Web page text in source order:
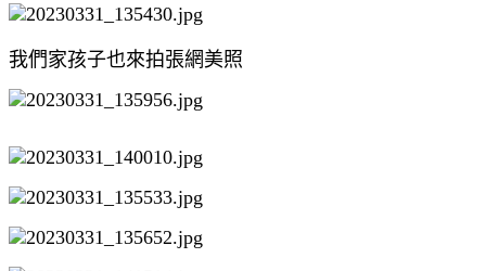
我們家孩子也來拍張網美照